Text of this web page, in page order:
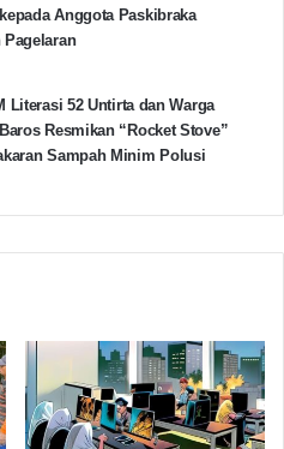
Copy URL
Anggota Paskibraka
Pagelaran
Literasi 52 Untirta dan Warga
Resmikan “Rocket Stove”
Sampah Minim Polusi